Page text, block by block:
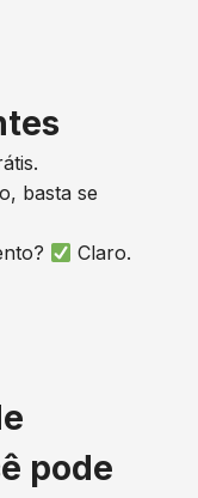
basta se
Claro.
pode